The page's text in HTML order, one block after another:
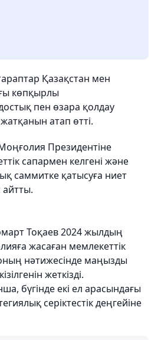
Қазақстан мен
көпқырлы
пен өзара қолдау
атап өтті.
Президентіне
сапармен келгені және
саммитке қатысуға ниет
айтты.
Тоқаев 2024 жылдың
жасаған мемлекеттік
нәтижесінде маңызды
жеткізді.
бүгінде екі ел арасындағы
серіктестік деңгейіне